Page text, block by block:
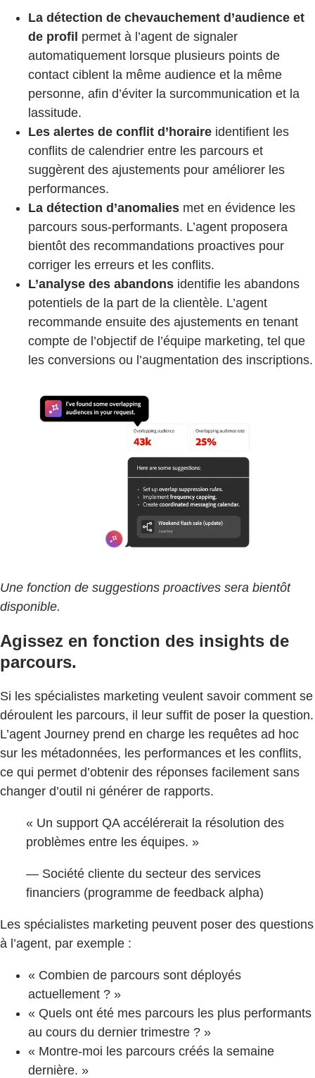
La détection de chevauchement d’audience et
de profil permet à l’agent de signaler
automatiquement lorsque plusieurs points de
contact ciblent la même audience et la même
personne, afin d’éviter la surcommunication et la
lassitude.
Les alertes de conflit d’horaire identifient les
conflits de calendrier entre les parcours et
suggèrent des ajustements pour améliorer les
performances.
La détection d’anomalies met en évidence les
parcours sous-performants. L’agent proposera
bientôt des recommandations proactives pour
corriger les erreurs et les conflits.
L’analyse des abandons identifie les abandons
potentiels de la part de la clientèle. L’agent
recommande ensuite des ajustements en tenant
compte de l’objectif de l’équipe marketing, tel que
les conversions ou l’augmentation des inscriptions.
Une fonction de suggestions proactives sera bientôt
disponible.
Agissez en fonction des insights de
parcours.
Si les spécialistes marketing veulent savoir comment se
déroulent les parcours, il leur suffit de poser la question.
L’agent Journey prend en charge les requêtes ad hoc
sur les métadonnées, les performances et les conflits,
ce qui permet d’obtenir des réponses facilement sans
changer d’outil ni générer de rapports.
« Un support QA accélérerait la résolution des
problèmes entre les équipes. »
— Société cliente du secteur des services
financiers (programme de feedback alpha)
Les spécialistes marketing peuvent poser des questions
à l’agent, par exemple :
« Combien de parcours sont déployés
actuellement ? »
« Quels ont été mes parcours les plus performants
au cours du dernier trimestre ? »
« Montre-moi les parcours créés la semaine
dernière. »